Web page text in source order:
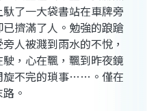
了一大袋書站在車牌旁
擠滿了人。勉強的踉蹌
人被濺到雨水的不悅，
，心在飄，飄到昨夜鏡
不完的瑣事…… 。僅在
。